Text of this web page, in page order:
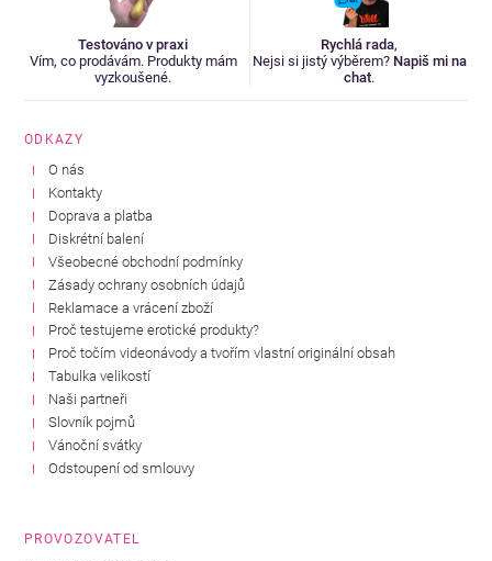
Testováno v praxi
Vím, co prodávám. Produkty mám
vyzkoušené.
Rychlá rada,
Nejsi si jistý výběrem? Napiš mi na
chat.
ODKAZY
O nás
Kontakty
Doprava a platba
Diskrétní balení
Všeobecné obchodní podmínky
Zásady ochrany osobních údajů
Reklamace a vrácení zboží
Proč testujeme erotické produkty?
Proč točím videonávody a tvořím vlastní originální obsah
Tabulka velikostí
Naši partneři
Slovník pojmů
Vánoční svátky
Odstoupení od smlouvy
PROVOZOVATEL